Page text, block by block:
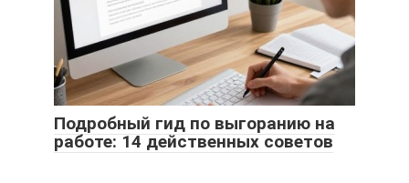
Подробный гид по выгоранию на
работе: 14 действенных советов